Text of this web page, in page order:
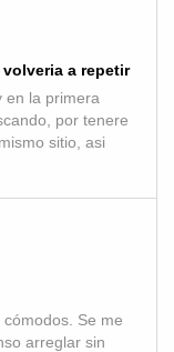
a repetir
en la primera
por tenere
sitio, asi
Se me
arreglar sin